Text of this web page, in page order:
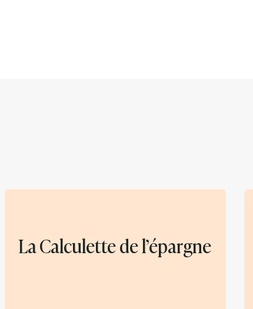
La Calculette de l’épargne